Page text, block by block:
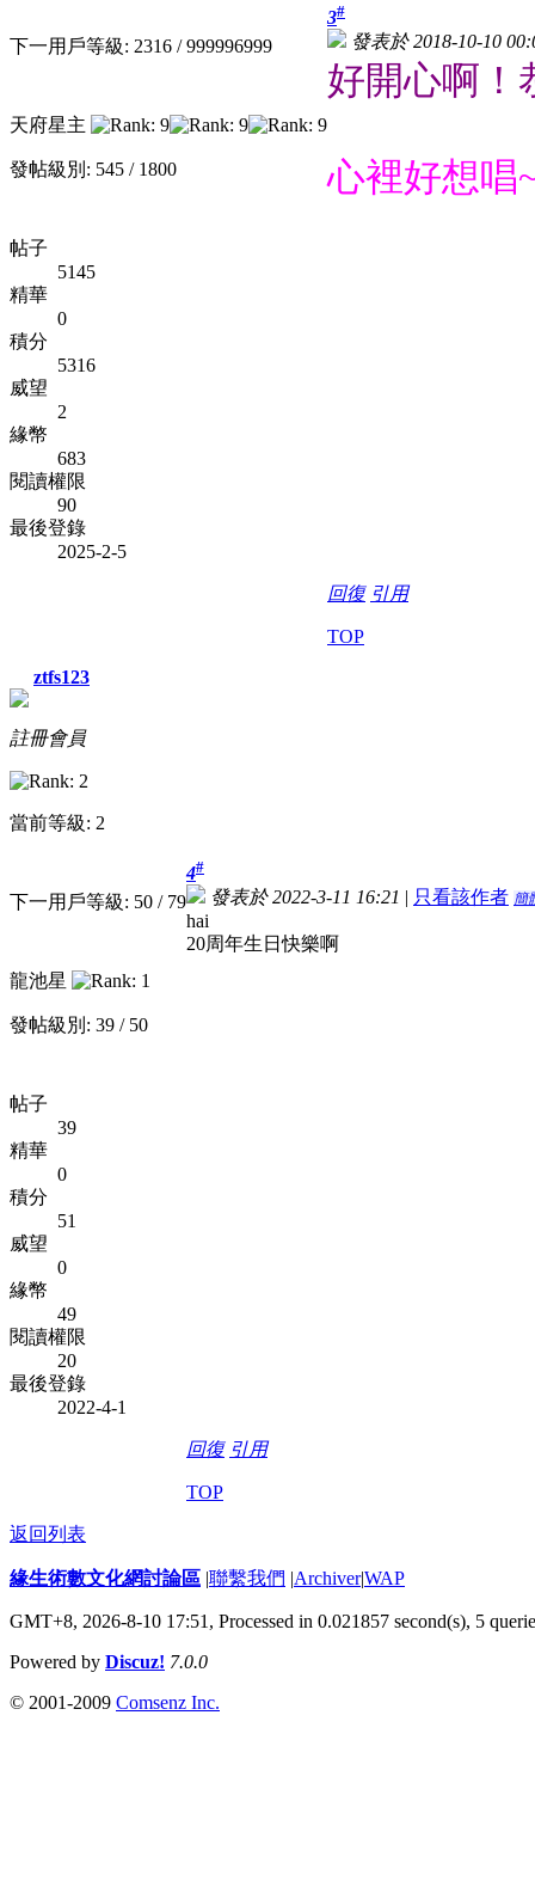
下一用戶等級: 2316 / 999996999
天府星主
發帖級別: 545 / 1800
帖子
5145
精華
0
積分
5316
威望
2
緣幣
683
閱讀權限
90
最後登錄
2025-2-5
3#
發表於 2018-10-10
好開心啊！
心裡好想唱
回復 引用
TOP
ztfs123
註冊會員
當前等級: 2
下一用戶等級: 50 / 79
龍池星
發帖級別: 39 / 50
帖子
39
精華
0
積分
51
威望
0
緣幣
49
閱讀權限
20
最後登錄
2022-4-1
4#
發表於 2022-3-11 16:21 | 只看該作者 簡
hai
20周年生日快樂啊
回復 引用
TOP
返回列表
緣生術數文化網討論區 |聯繫我們 |Archiver|WAP
GMT+8, 2026-8-10 17:51, Processed in 0.021857 second(s), 5
Powered by Discuz! 7.0.0
© 2001-2009 Comsenz Inc.